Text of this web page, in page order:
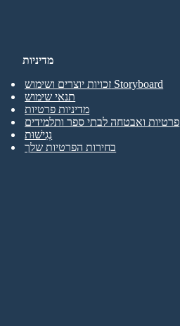
מדיניות
זכויות יוצרים ושימוש Storyboard
תנאי שימוש
מדיניות פרטיות
פרטיות ואבטחה לבתי ספר ותלמידים
נְגִישׁוּת
בחירות הפרטיות שלך